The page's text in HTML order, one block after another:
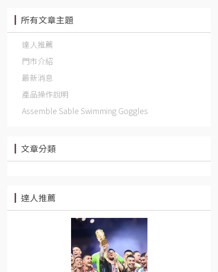
所有文章主題
達人推薦
門市介紹
最新消息
產品操作說明
Assemble Sable Swimming Goggles
文章分類
達人推薦